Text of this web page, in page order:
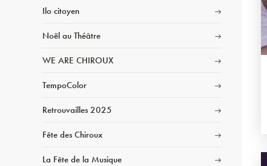
Ilo citoyen
Noël au Théâtre
WE ARE CHIROUX
TempoColor
Retrouvailles 2025
Fête des Chiroux
La Fête de la Musique